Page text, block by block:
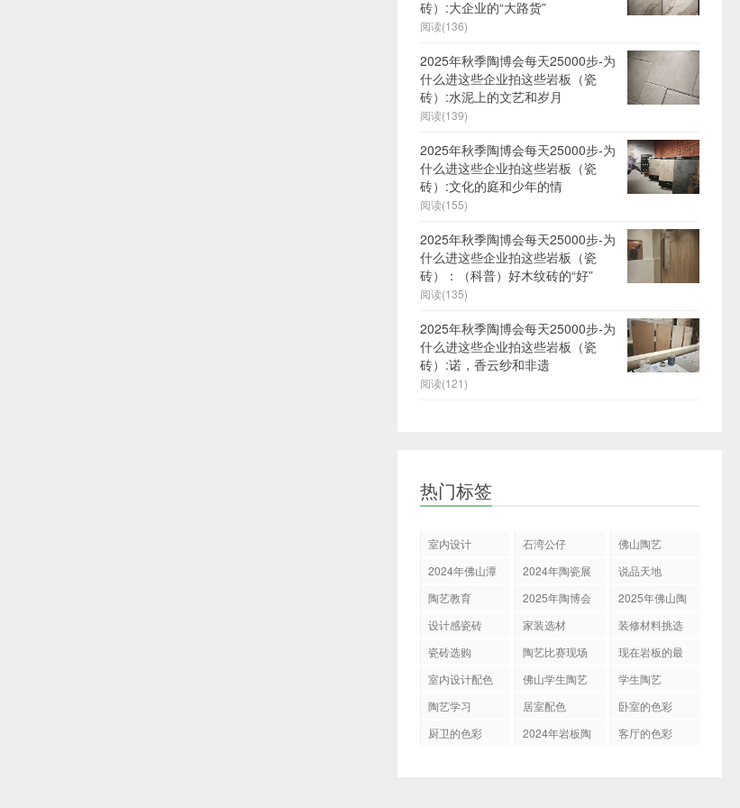
砖）:大企业的“大路货”
阅读(136)
2025年秋季陶博会每天25000步-为
什么进这些企业拍这些岩板（瓷
砖）:水泥上的文艺和岁月
阅读(139)
2025年秋季陶博会每天25000步-为
什么进这些企业拍这些岩板（瓷
砖）:文化的庭和少年的情
阅读(155)
2025年秋季陶博会每天25000步-为
什么进这些企业拍这些岩板（瓷
砖）：（科普）好木纹砖的“好”
阅读(135)
2025年秋季陶博会每天25000步-为
什么进这些企业拍这些岩板（瓷
砖）:诺，香云纱和非遗
阅读(121)
热门标签
室内设计 石湾公仔
佛山陶艺
2024年佛山潭
2024年陶瓷展
说品天地
陶艺教育
2025年陶博会
2025年佛山陶
设计感瓷砖 家装选材
装修材料挑选
瓷砖选购
陶艺比赛现场
现在岩板的最
室内设计配色
佛山学生陶艺
学生陶艺
陶艺学习
居室配色
卧室的色彩
厨卫的色彩
2024年岩板陶
客厅的色彩